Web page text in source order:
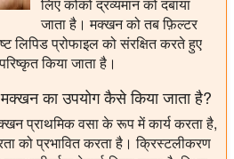
लिए कोको द्रव्यमान को दबाया
जाता है। मक्खन को तब फ़िल्टर
लिपिड प्रोफाइल को संरक्षित करते हुए
किया जाता है।
का उपयोग कैसे किया जाता है?
प्राथमिक वसा के रूप में कार्य करता है,
को प्रभावित करता है। क्रिस्टलीकरण